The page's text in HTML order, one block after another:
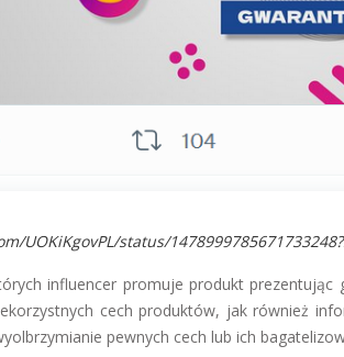
UOKiKgovPL/status/
influencer promuje produkt prezentując
cech produktów, jak również
pewnych cech lub ich